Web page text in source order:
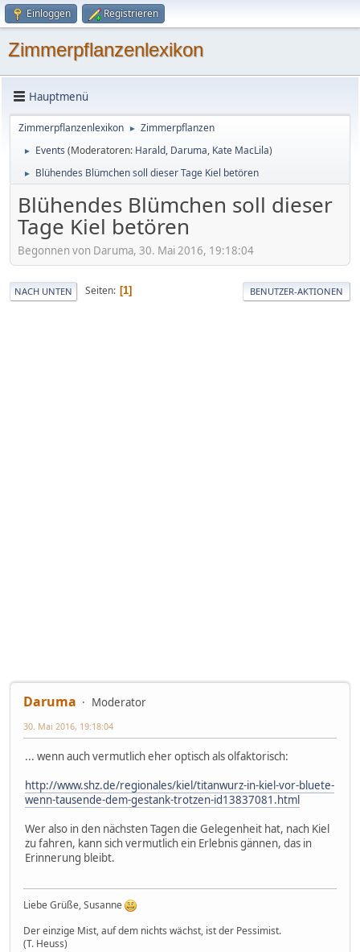
Einloggen Registrieren
Zimmerpflanzenlexikon
Hauptmenü
Zimmerpflanzenlexikon ► Zimmerpflanzen
► Events (Moderatoren: Harald, Daruma, Kate MacLila)
► Blühendes Blümchen soll dieser Tage Kiel betören
Blühendes Blümchen soll dieser
Tage Kiel betören
Begonnen von Daruma, 30. Mai 2016, 19:18:04
NACH UNTEN Seiten 1 BENUTZER-AKTIONEN
Daruma Moderator
30. Mai 2016, 19:18:04
... wenn auch vermutlich eher optisch als olfaktorisch:
http://www.shz.de/regionales/kiel/titanwurz-in-kiel-vor-bluete-
wenn-tausende-dem-gestank-trotzen-id13837081.html
Wer also in den nächsten Tagen die Gelegenheit hat, nach Kiel
zu fahren, kann sich vermutlich ein Erlebnis gännen, das in
Erinnerung bleibt.
Liebe Grüße, Susanne
Der einzige Mist, auf dem nichts wächst, ist der Pessimist.
(T. Heuss)